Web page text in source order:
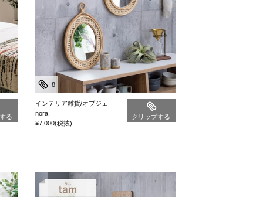
る
インテリア雑貨/オブジェ
nora.
¥7,000(税抜)
クリップする
8